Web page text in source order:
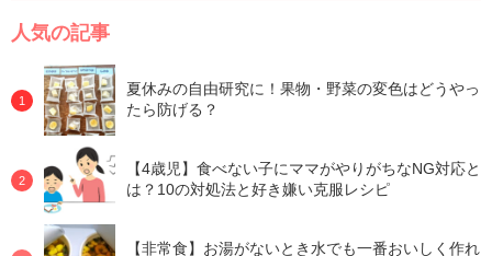
人気の記事
夏休みの自由研究に！果物・野菜の変色はどうやっ
たら防げる？
【4歳児】食べない子にママがやりがちなNG対応と
は？10の対処法と好き嫌い克服レシピ
【非常食】お湯がないとき水でも一番おいしく作れ